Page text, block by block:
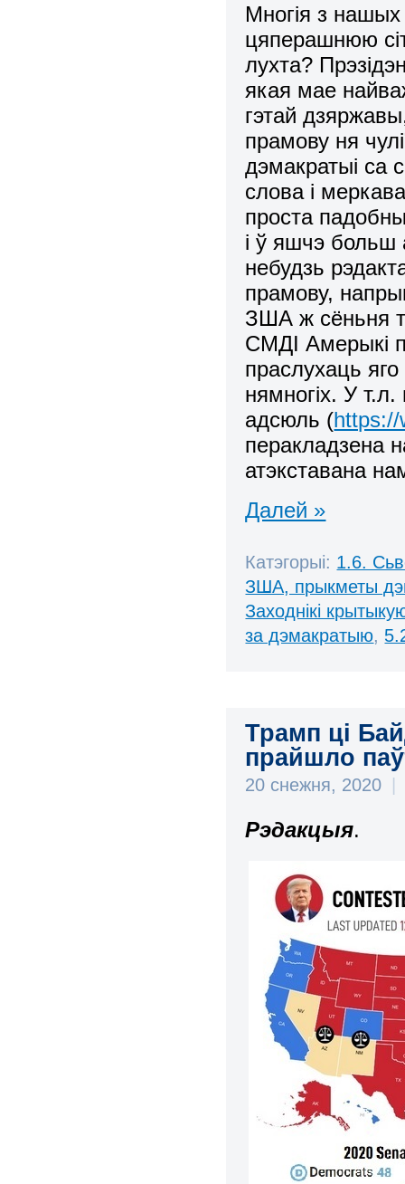
Многія з
цяперашнюю
лухта?
якая мае
гэтай
прамову ня
дэмакратыі са
слова і
проста
і ў яшчэ больш
небудзь
прамову,
ЗША ж сёньня
СМДІ Амерыкі
праслухаць
нямногіх. У
адсюль (https://
перакладзена
атэкставана
Далей »
Катэгорыі: 1.6.
ЗША, прыкметы
Заходнікі
за дэмакратыю,
Трамп ці
прайшло
20 снежня, 2020
Рэдакцыя.